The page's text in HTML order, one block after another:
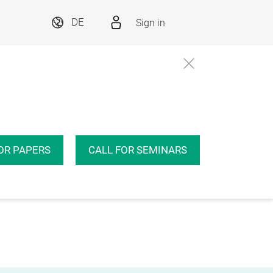
DE Sign in
PAPERS CALL FOR SEMINARS